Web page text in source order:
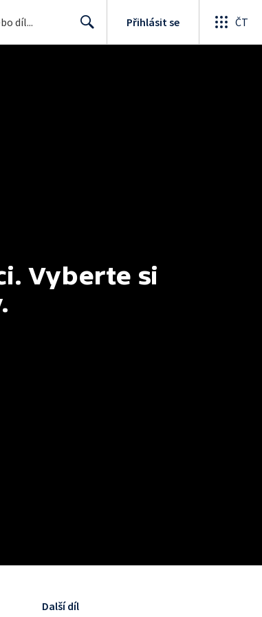
Přihlásit se ČT
Vyberte si
Další díl